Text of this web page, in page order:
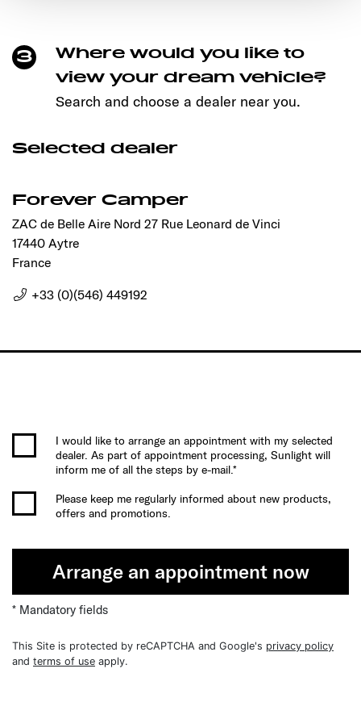
3
Where would you like to
view your dream vehicle?
Search and choose a dealer near you.
Selected dealer
Forever Camper
ZAC de Belle Aire Nord 27 Rue Leonard de Vinci
17440 Aytre
France
+33 (0)(546) 449192
I would like to arrange an appointment with my selected
dealer. As part of appointment processing, Sunlight will
inform me of all the steps by e-mail.*
Please keep me regularly informed about new products,
offers and promotions.
Arrange an appointment now
* Mandatory fields
This Site is protected by reCAPTCHA and Google's privacy policy
and terms of use apply.